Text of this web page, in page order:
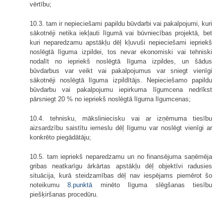
vērtību;
10.3. tam ir nepieciešami papildu būvdarbi vai pakalpojumi, kuri
sākotnēji netika iekļauti līgumā vai būvniecības projektā, bet
kuri neparedzamu apstākļu dēļ kļuvuši nepieciešami iepriekš
noslēgtā līguma izpildei, tos nevar ekonomiski vai tehniski
nodalīt no iepriekš noslēgtā līguma izpildes, un šādus
būvdarbus var veikt vai pakalpojumus var sniegt vienīgi
sākotnēji noslēgtā līguma izpildītājs. Nepieciešamo papildu
būvdarbu vai pakalpojumu iepirkuma līgumcena nedrīkst
pārsniegt 20 % no iepriekš noslēgtā līguma līgumcenas;
10.4. tehnisku, māksliniecisku vai ar izņēmuma tiesību
aizsardzību saistītu iemeslu dēļ līgumu var noslēgt vienīgi ar
konkrēto piegādātāju;
10.5. tam iepriekš neparedzamu un no finansējuma saņēmēja
gribas neatkarīgu ārkārtas apstākļu dēļ objektīvi radusies
situācija, kurā steidzamības dēļ nav iespējams piemērot šo
noteikumu8.punktā minēto līguma slēgšanas tiesību
piešķiršanas procedūru.